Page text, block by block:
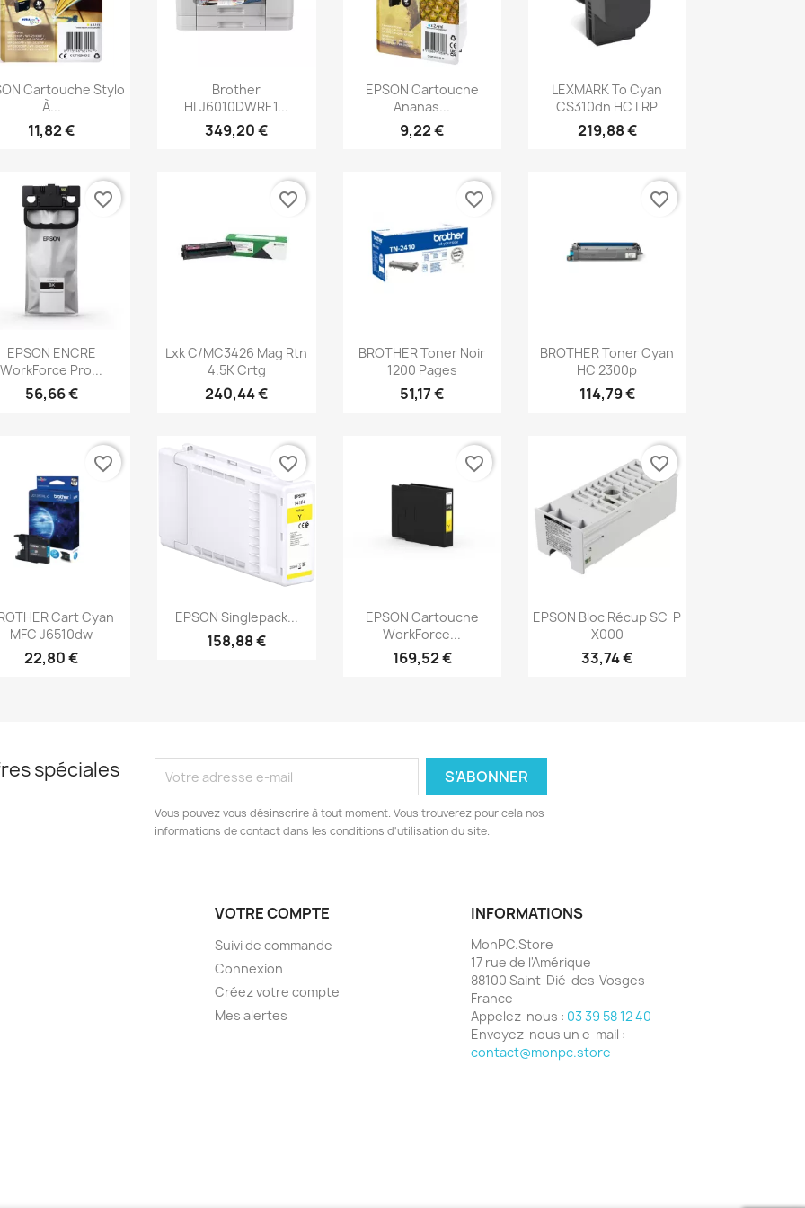
Aperçu rapide
Cartouche Stylo
À...
11,82 €
Aperçu rapide
Brother
HLJ6010DWRE1...
349,20 €
Aperçu rapide
EPSON Cartouche
Ananas...
9,22 €
Aperçu rapide
LEXMARK To Cyan
CS310dn HC LRP
219,88 €
Aperçu rapide
EPSON ENCRE
WorkForce Pro...
56,66 €
favorite_border
Aperçu rapide
Lxk C/MC3426 Mag Rtn
4.5K Crtg
240,44 €
favorite_border
Aperçu rapide
BROTHER Toner Noir
1200 Pages
51,17 €
favorite_border
Aperçu rapide
BROTHER Toner Cyan
HC 2300p
114,79 €
favorite_border
Aperçu rapide
Cart Cyan
MFC J6510dw
22,80 €
favorite_border
Aperçu rapide
EPSON Singlepack...
158,88 €
favorite_border
Aperçu rapide
EPSON Cartouche
WorkForce...
169,52 €
favorite_border
Aperçu rapide
EPSON Bloc Récup SC-P
X000
33,74 €
favorite_border
spéciales
Vous pouvez vous désinscrire à tout moment. Vous trouverez pour cela nos
informations de contact dans les conditions d'utilisation du site.
VOTRE COMPTE
Suivi de commande
Connexion
Créez votre compte
Mes alertes
INFORMATIONS
MonPC.Store
17 rue de l'Amérique
88100 Saint-Dié-des-Vosges
France
Appelez-nous : 03 39 58 12 40
Envoyez-nous un e-mail :
contact@monpc.store